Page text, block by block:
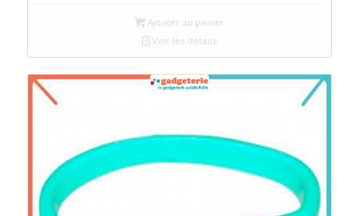
Ajouter au panier
Voir les détails